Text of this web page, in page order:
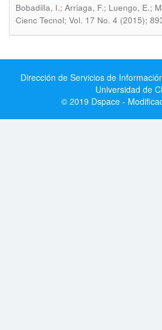
Bobadilla, I.; Arriaga, F.; Luengo, E.;
Cienc Tecnol; Vol. 17 No. 4 (2015);
Dirección de Servicios de
Universidad de
© 2019 Dspace -